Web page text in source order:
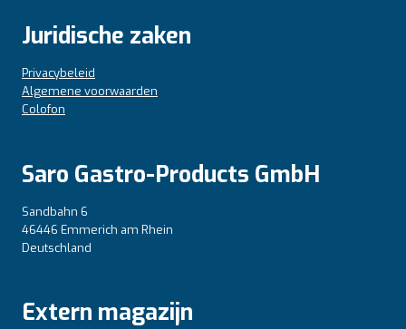
Juridische zaken
Privacybeleid
Algemene voorwaarden
Colofon
Saro Gastro-Products GmbH
Sandbahn 6
46446 Emmerich am Rhein
Deutschland
Extern magazijn